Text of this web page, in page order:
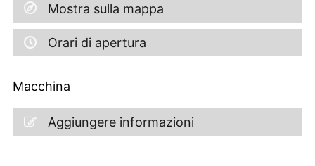
Mostra sulla mappa
Orari di apertura
Macchina
Aggiungere informazioni